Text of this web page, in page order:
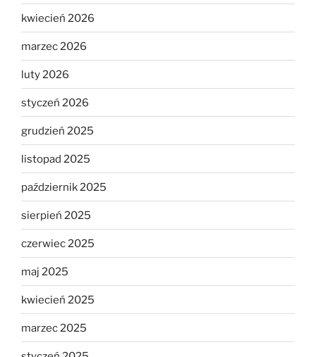
kwiecień 2026
marzec 2026
luty 2026
styczeń 2026
grudzień 2025
listopad 2025
październik 2025
sierpień 2025
czerwiec 2025
maj 2025
kwiecień 2025
marzec 2025